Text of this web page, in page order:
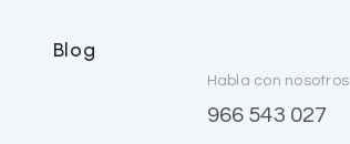
Blog
Habla con nosotros
966 543 027